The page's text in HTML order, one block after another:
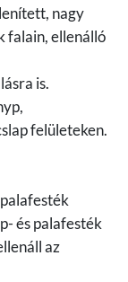
nagy
falain, ellenálló
is.
felületeken.
és palafesték
az